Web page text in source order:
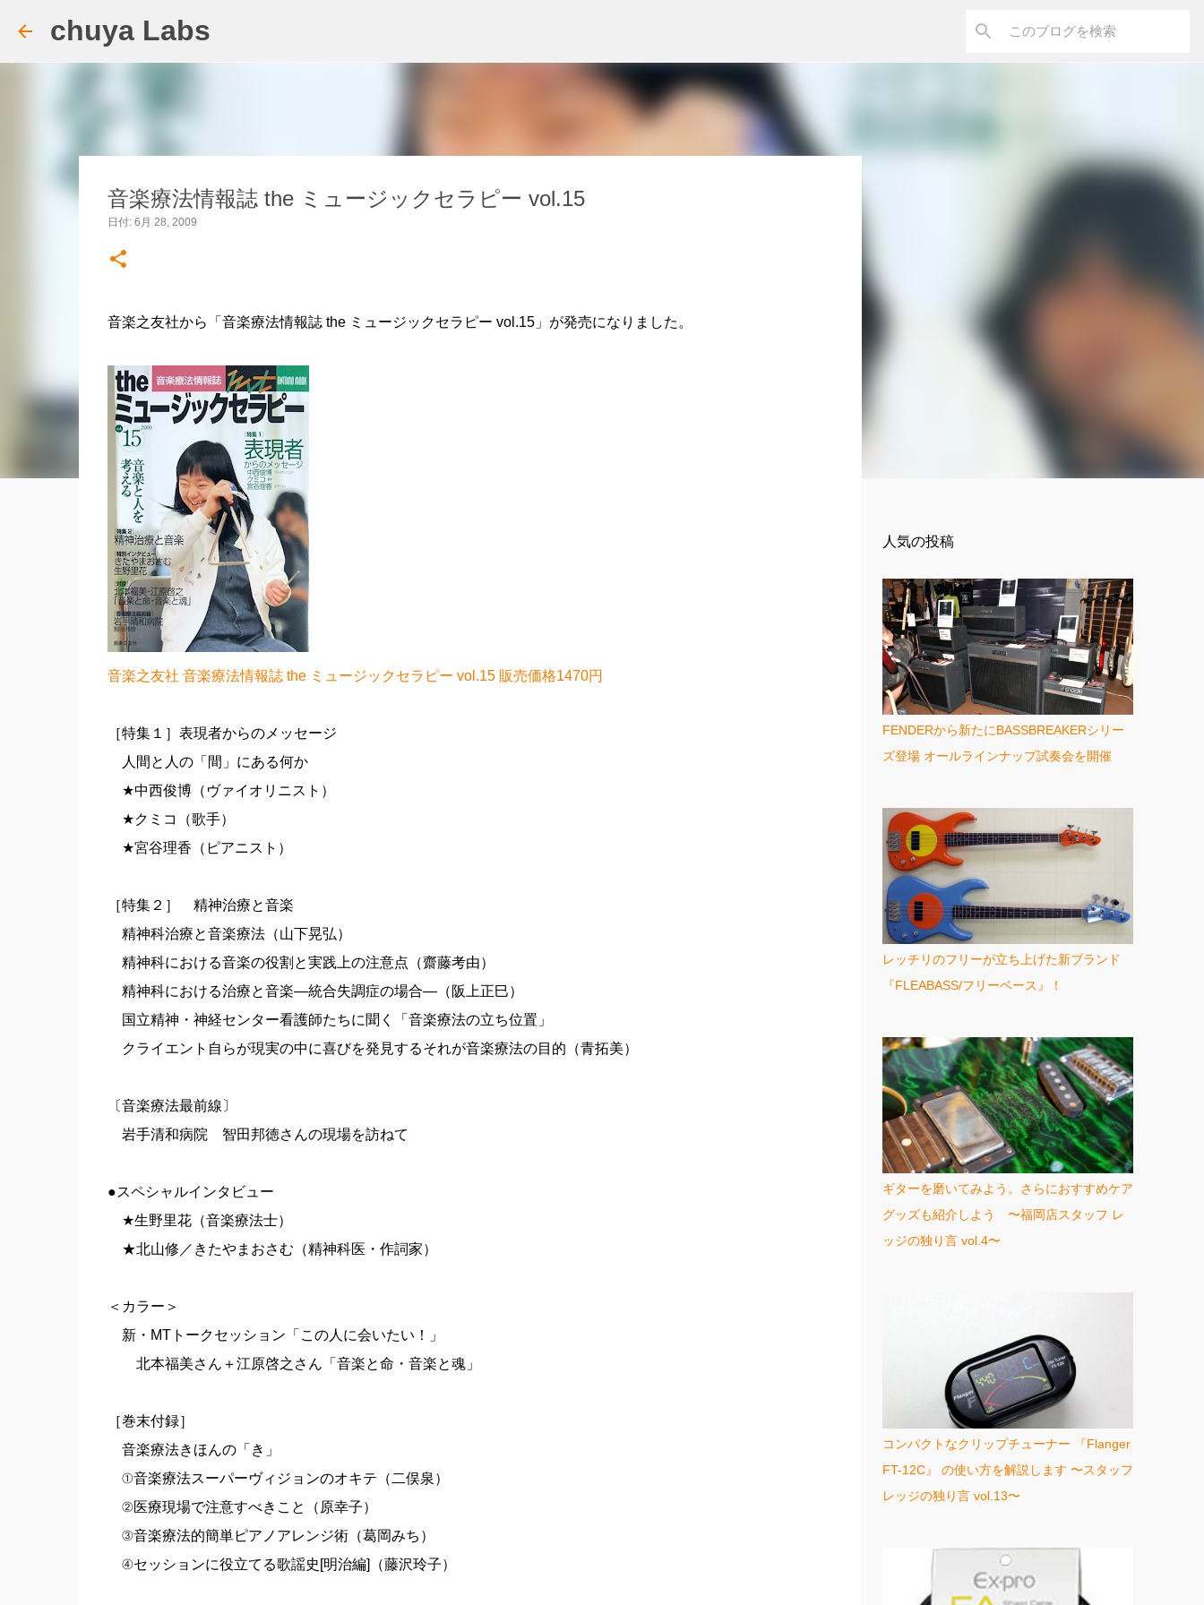
chuya Labs
音楽療法情報誌 the ミュージックセラピー vol.15
日付: 6月 28, 2009
音楽之友社から「音楽療法情報誌 the ミュージックセラピー vol.15」が発売になりました。
音楽之友社 音楽療法情報誌 the ミュージックセラピー vol.15 販売価格1470円
［特集１］表現者からのメッセージ
人間と人の「間」にある何か
★中西俊博（ヴァイオリニスト）
★クミコ（歌手）
★宮谷理香（ピアニスト）
［特集２］ 精神治療と音楽
精神科治療と音楽療法（山下晃弘）
精神科における音楽の役割と実践上の注意点（齋藤考由）
精神科における治療と音楽—統合失調症の場合—（阪上正巳）
国立精神・神経センター看護師たちに聞く「音楽療法の立ち位置」
クライエント自らが現実の中に喜びを発見するそれが音楽療法の目的（青拓美）
〔音楽療法最前線〕
岩手清和病院 智田邦徳さんの現場を訪ねて
●スペシャルインタビュー
★生野里花（音楽療法士）
★北山修／きたやまおさむ（精神科医・作詞家）
＜カラー＞
新・MTトークセッション「この人に会いたい！」
北本福美さん＋江原啓之さん「音楽と命・音楽と魂」
［巻末付録］
音楽療法きほんの「き」
①音楽療法スーパーヴィジョンのオキテ（二俣泉）
②医療現場で注意すべきこと（原幸子）
③音楽療法的簡単ピアノアレンジ術（葛岡みち）
④セッションに役立てる歌謡史[明治編]（藤沢玲子）
人気の投稿
FENDERから新たにBASSBREAKERシリー
ズ登場 オールラインナップ試奏会を開催
レッチリのフリーが立ち上げた新ブランド
『FLEABASS/フリーベース』！
ギターを磨いてみよう。さらにおすすめケア
グッズも紹介しよう 〜福岡店スタッフ レ
ッジの独り言 vol.4〜
コンパクトなクリップチューナー 『Flanger
FT-12C』 の使い方を解説します 〜スタッフ
レッジの独り言 vol.13〜